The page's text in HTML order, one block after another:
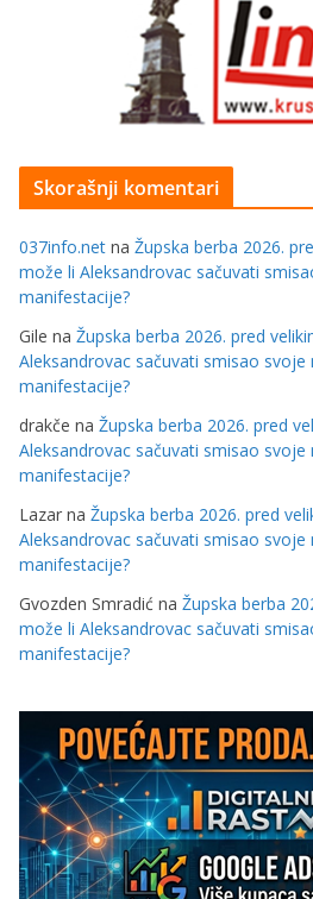
Skorašnji komentari
037info.net na Župska berba 2026.
može li Aleksandrovac sačuvati
manifestacije?
Gile na Župska berba 2026. pred
Aleksandrovac sačuvati smisao svoje
manifestacije?
drakče na Župska berba 2026. pred
Aleksandrovac sačuvati smisao svoje
manifestacije?
Lazar na Župska berba 2026. pred
Aleksandrovac sačuvati smisao svoje
manifestacije?
Gvozden Smradić na Župska berba
može li Aleksandrovac sačuvati
manifestacije?